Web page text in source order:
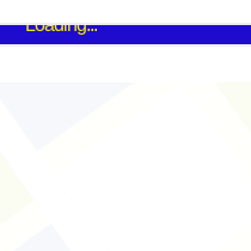
Loading...